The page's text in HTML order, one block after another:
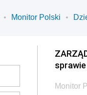
Monitor Polski
Monitor